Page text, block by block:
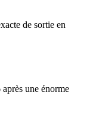
de sortie en
une énorme